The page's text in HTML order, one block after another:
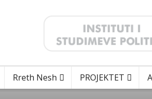
Rreth Nesh PROJEKTET